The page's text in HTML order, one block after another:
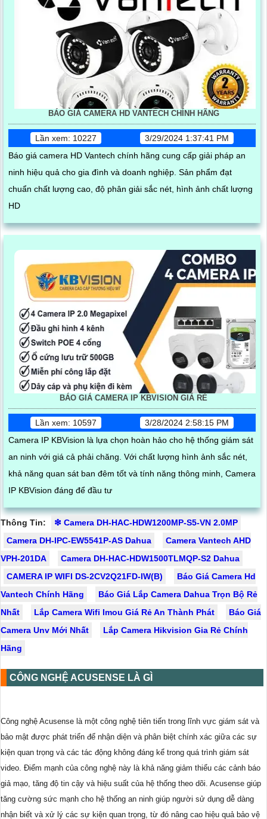
BÁO GIÁ CAMERA HD VANTECH CHÍNH HÃNG
Lần xem: 10227
3/29/2024 1:37:41 PM
Báo giá camera HD Vantech chính hãng cung cấp giải pháp an
ninh hiệu quả cho gia đình và doanh nghiệp. Sản phẩm đạt
chuẩn chất lượng cao, độ phân giải sắc nét, hình ảnh chất lượng
HD
BÁO GIÁ CAMERA IP KBVISION GIÁ RÈ
Lần xem: 10597
3/28/2024 2:58:15 PM
Camera IP KBVision là lựa chọn hoàn hảo cho hệ thống giám sát
an ninh với giá cả phải chăng. Với chất lượng hình ảnh sắc nét,
khả năng quan sát ban đêm tốt và tính năng thông minh, Camera
IP KBVision đáng để đầu tư
Thông Tin:
❇ Camera DH-HAC-HDW1200MP-S5-VN 2.0MP
Camera DH-IPC-EW5541P-AS Dahua
Camera Vantech AHD
VPH-201DA
Camera DH-HAC-HDW1500TLMQP-S2 Dahua
CAMERA IP WIFI DS-2CV2Q21FD-IW(B)
Báo Giá Camera Hd
Vantech Chính Hãng
Báo Giá Lắp Camera Dahua Trọn Bộ Rẻ
Nhất
Lắp Camera Wifi Imou Giá Rẻ An Thành Phát
Báo Giá
Camera Unv Mới Nhất
Lắp Camera Hikvision Gia Rẻ Chính
Hãng
CÔNG NGHỆ ACUSENSE LÀ GÌ
Công nghệ Acusense là một công nghệ tiên tiến trong lĩnh vực giám sát và
bảo mật được phát triển để nhận diện và phân biệt chính xác giữa các sự
kiện quan trọng và các tác động không đáng kể trong quá trình giám sát
video. Điểm mạnh của công nghệ này là khả năng giảm thiểu các cảnh báo
giả mạo, tăng độ tin cậy và hiệu suất của hệ thống theo dõi. Acusense giúp
tăng cường sức mạnh cho hệ thống an ninh giúp người sử dụng dễ dàng
nhận biết và xử lý các sự kiện quan trọng, từ đó nâng cao hiệu quả bảo vệ